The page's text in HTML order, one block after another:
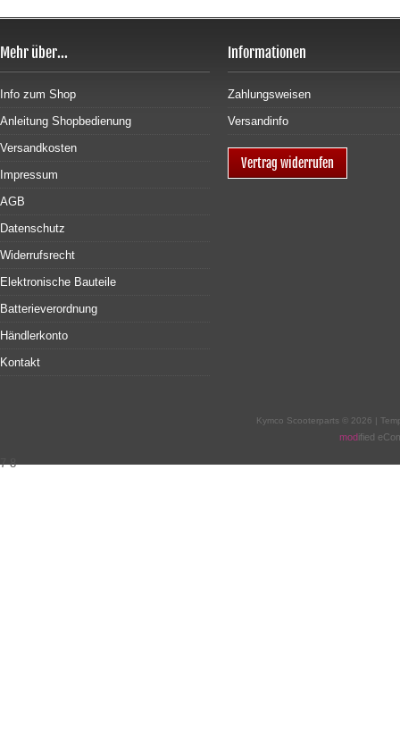
Mehr über...
Info zum Shop
Anleitung Shopbedienung
Versandkosten
Impressum
AGB
Datenschutz
Widerrufsrecht
Elektronische Bauteile
Batterieverordnung
Händlerkonto
Kontakt
Informationen
Zahlungsweisen
Versandinfo
Vertrag widerrufen
Kymco Scooterparts © 2026 |
modified
7 8